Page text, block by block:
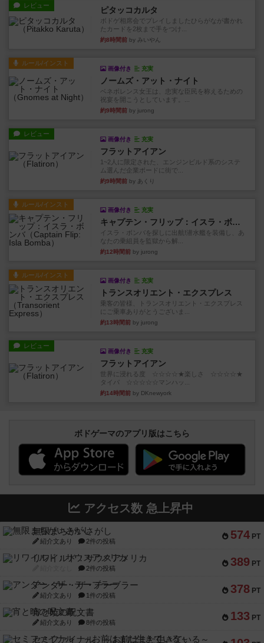
レビュー ピタッコカルタ
ボドゲ相席会でプレイしましたひらがなが書かれ
たカードを2枚まで手をつけ...
約8時間前 by みいやん
ルール/インスト
画像付き 充実
ノームズ・アット・ナイト
ベネボレンス女王は、忠実な臣民を称えるための
祝宴を開こうとしています。...
約9時間前 by jurong
レビュー
画像付き 充実
フラットアイアン
1~2人に限定された、エンジンビルド系のシステ
ム選んだ企業ボードに街で...
約9時間前 by あくり
ルール/インスト
画像付き 充実
キャプテン・フリップ：イスラ・ボンバ
イスラ・ボンバを探しに出航!潜水艦を装備し、あ
なたの乗組員を監獄から解...
約12時間前 by jurong
ルール/インスト
画像付き 充実
トランスオリエント・エクスプレス
乗客の皆様、トランスオリエント・エクスプレス
にご乗車ありがとうございま...
約13時間前 by jurong
レビュー
画像付き 充実
フラットアイアン
世界に浸れる度 ☆☆☆☆★楽しさ ☆☆☆☆★
タイパ ☆☆☆☆☆マンハッ...
約14時間前 by DKnewyork
ボドゲーマのアプリ版はこちら
アクセス数 急上昇中
574 PT
無限まちがいさがし
紹介文あり 2件の投稿
389 PT
リワイルド：サウスアメリカ
2件の投稿
378 PT
アンダー・ザ・テーブラー
紹介文あり 1件の投稿
133 PT
宵と暁の呪文書
紹介文あり 8件の投稿
セミファイナル ～お前はまだ生きている～